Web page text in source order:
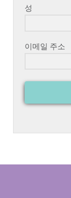
성
이메일 주소